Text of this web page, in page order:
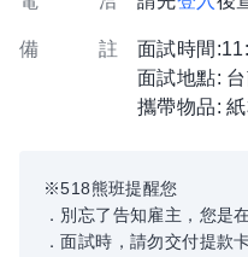
備 註
面試時間
面試地點:
攜帶物品:
※518熊班提醒您
．別忘了告知雇主，您是
．面試時，請勿交付提款